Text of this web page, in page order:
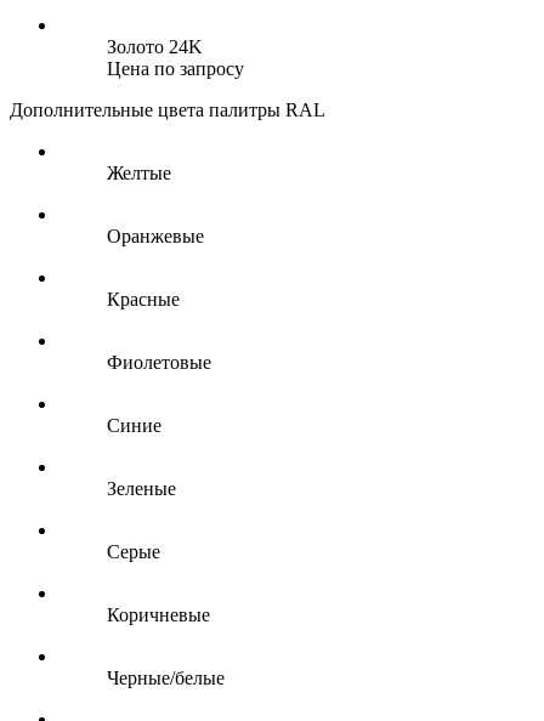
Золото 24K
Цена по запросу
Дополнительные цвета палитры RAL
Желтые
Оранжевые
Красные
Фиолетовые
Синие
Зеленые
Серые
Коричневые
Черные/белые